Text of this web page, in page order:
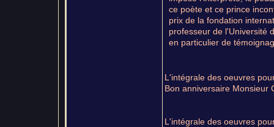
ce poète et ce prince
prix de la fondation
professeur de l'Université
en particulier de
L'intégrale des oeuvres
Bon anniversaire Monsieur
L'intégrale des oeuvres